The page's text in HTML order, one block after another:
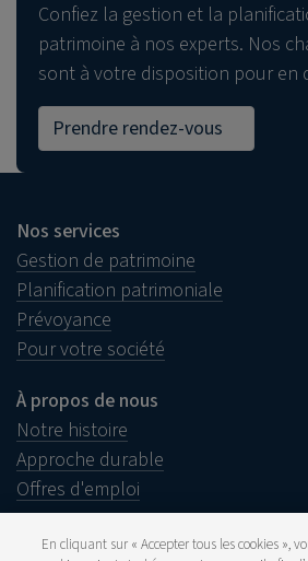
Confiez la gestion et la
patrimoine à nos experts. Nos
sont à votre disposition pour en
Prendre rendez-vous
Nos services
Gestion de patrimoine
Planification patrimoniale
Prévoyance
Pour votre société
À propos de nous
Notre histoire
Approche durable
Offres d'emploi
En cliquant sur « Accepter tous les cookies »,